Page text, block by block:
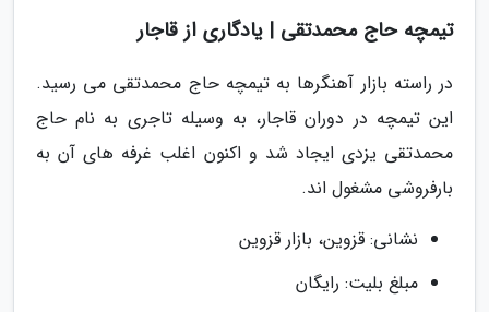
تیمچه حاج محمدتقی | یادگاری از قاجار
در راسته بازار آهنگرها به تیمچه حاج محمدتقی می رسید.
این تیمچه در دوران قاجار، به وسیله تاجری به نام حاج
محمدتقی یزدی ایجاد شد و اکنون اغلب غرفه های آن به
بارفروشی مشغول اند.
نشانی: قزوین، بازار قزوین
مبلغ بلیت: رایگان